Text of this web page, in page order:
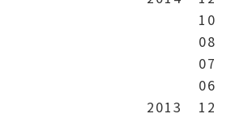
10
08
07
06
2013
12